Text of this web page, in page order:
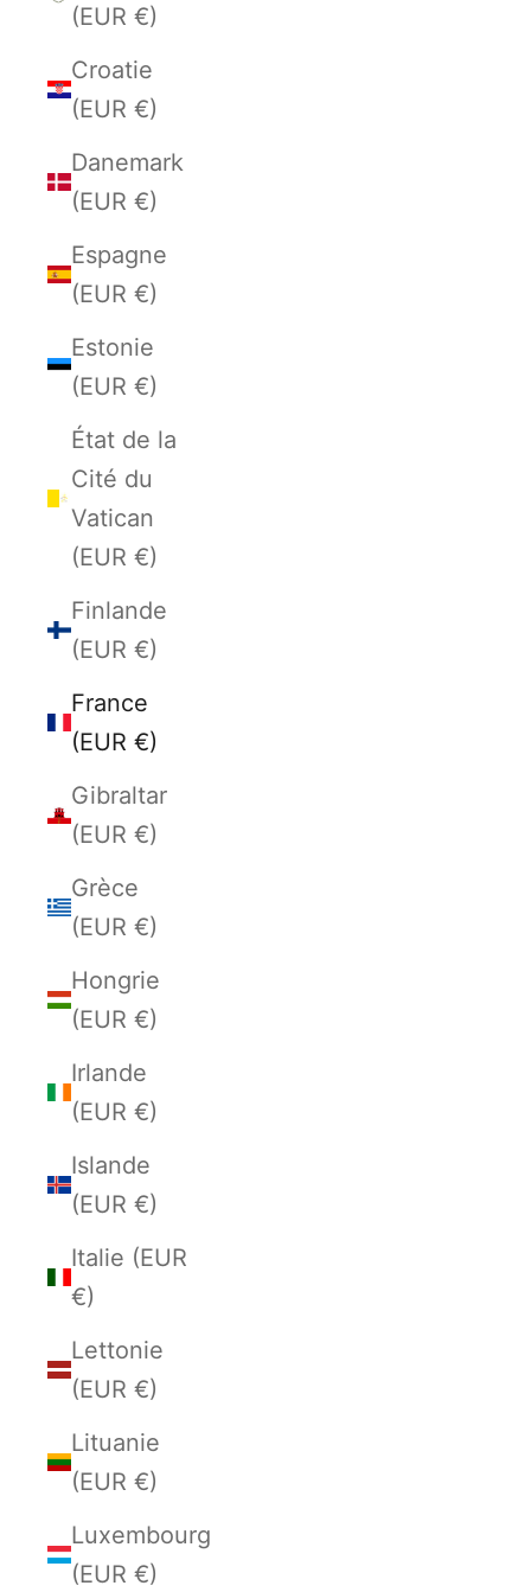
(EUR €)
Croatie
(EUR €)
Danemark
(EUR €)
Espagne
(EUR €)
Estonie
(EUR €)
État de la
Cité du
Vatican
(EUR €)
Finlande
(EUR €)
France
(EUR €)
Gibraltar
(EUR €)
Grèce
(EUR €)
Hongrie
(EUR €)
Irlande
(EUR €)
Islande
(EUR €)
Italie (EUR
€)
Lettonie
(EUR €)
Lituanie
(EUR €)
Luxembourg
(EUR €)